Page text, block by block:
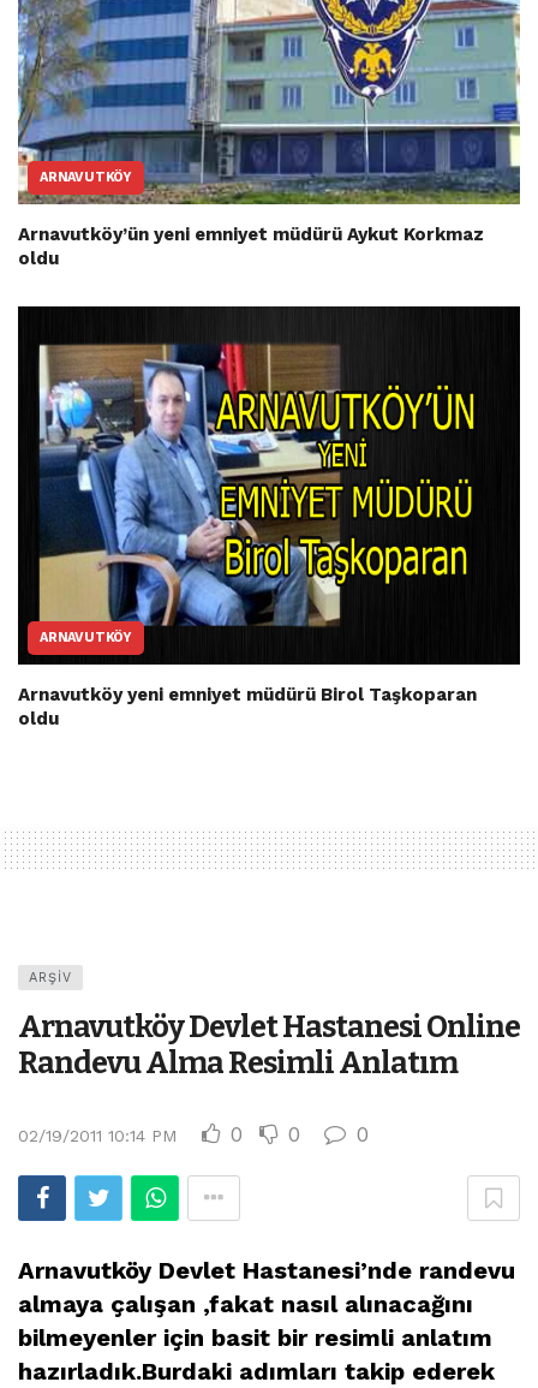
ARNAVUTKÖY
Arnavutköy’ün yeni emniyet müdürü Aykut Korkmaz
oldu
ARNAVUTKÖY
Arnavutköy yeni emniyet müdürü Birol Taşkoparan
oldu
ARŞIV
Arnavutköy Devlet Hastanesi Online
Randevu Alma Resimli Anlatım
02/19/2011 10:14 PM 0 0 0
Arnavutköy Devlet Hastanesi’nde randevu
almaya çalışan ,fakat nasıl alınacağını
bilmeyenler için basit bir resimli anlatım
hazırladık.Burdaki adımları takip ederek